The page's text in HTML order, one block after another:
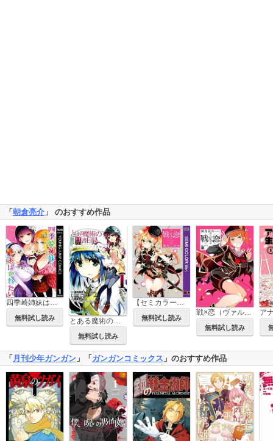
「朝倉亮介 」 のおすすめ作品
無料試し読み とある魔術の禁書目録 エンデュミオンの奇蹟
無料試し読み
無料試し読み
戦×恋（ヴァルラヴ） 特装版
無料試し読み
「 月刊少年ガンガン 」「 ガンガンコミックス 」のおすすめ作品